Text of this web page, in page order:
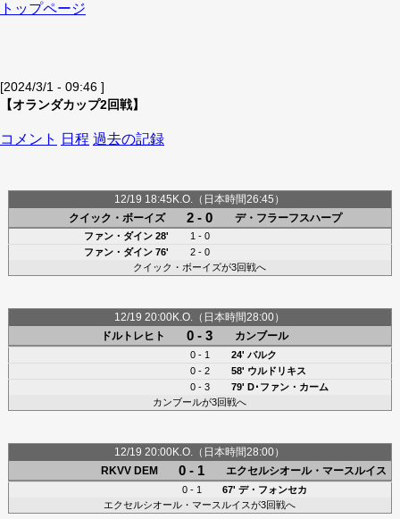
トップページ
[2024/3/1 - 09:46 ]
【オランダカップ2回戦】
コメント 日程 過去の記録
12/19 18:45K.O.（日本時間26:45）
クイック・ボーイズ
2 - 0 デ・フラーフスハープ
ファン・ダイン 28'
1 - 0
ファン・ダイン 76'
2 - 0
クイック・ボーイズが3回戦へ
12/19 20:00K.O.（日本時間28:00）
ドルトレヒト
0 - 3 カンブール
0 - 1 24' バルク
0 - 2
58' ウルドリキス
0 - 3
79' D･ファン・カーム
カンブールが3回戦へ
12/19 20:00K.O.（日本時間28:00）
RKVV DEM
0 - 1 エクセルシオール・マースルイス
0 - 1
67' デ・フォンセカ
エクセルシオール・マースルイスが3回戦へ